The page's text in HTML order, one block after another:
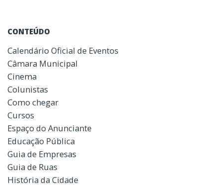
CONTEÚDO
Calendário Oficial de Eventos
Câmara Municipal
Cinema
Colunistas
Como chegar
Cursos
Espaço do Anunciante
Educação Pública
Guia de Empresas
Guia de Ruas
História da Cidade